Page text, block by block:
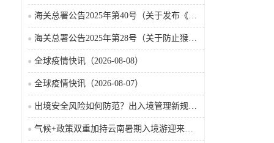
海关总署公告2025年第40号（关于发布《国境口岸传染病监测实施办法》的公告）
海关总署公告2025年第28号（关于防止猴痘疫情传入我国的公告）
全球疫情快讯（2026-08-08）
全球疫情快讯（2026-08-07）
出境安全风险如何防范？出入境管理新规9月15日起施行
气候+政策双重加持云南暑期入境游迎来热潮